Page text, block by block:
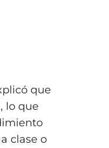
que
lo que
clase o